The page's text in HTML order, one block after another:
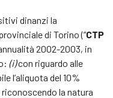
dinanzi la
di Torino (“CTP
2002-2003, in
(i)con riguardo alle
l’aliquota del 10%
la natura